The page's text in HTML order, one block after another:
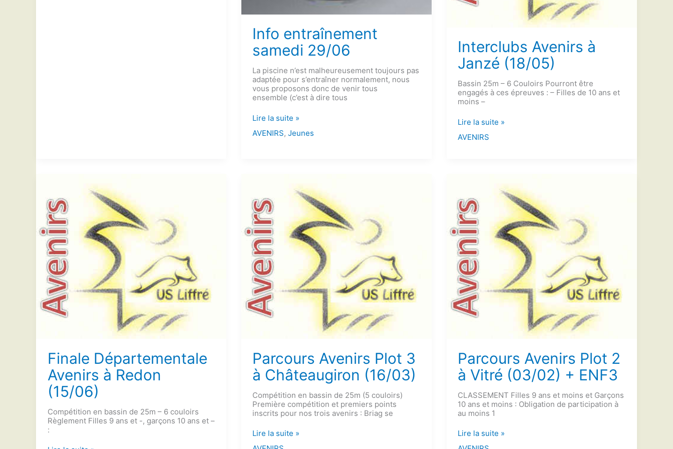
Info entraînement
samedi 29/06
La piscine n’est malheureusement toujours pas
adaptée pour s’entraîner normalement, nous
vous proposons donc de venir tous
ensemble (c’est à dire tous
Info
samedi
Lire la suite »
AVENIRS,Jeunes
Interclubs Avenirs à
Janzé (18/05)
Bassin 25m – 6 Couloirs Pourront être
engagés à ces épreuves : – Filles de 10 ans et
moins –
Interclubs
à
Lire la suite »
AVENIRS
Finale Départementale
Avenirs à Redon
(15/06)
Compétition en bassin de 25m – 6 couloirs
Règlement Filles 9 ans et -, garçons 10 ans et –
:
Parcours Avenirs Plot 3
à Châteaugiron (16/03)
Compétition en bassin de 25m (5 couloirs)
Première compétition et premiers points
inscrits pour nos trois avenirs : Briag se
Parcours
Lire la suite »
Parcours Avenirs Plot 2
à Vitré (03/02) + ENF3
CLASSEMENT Filles 9 ans et moins et Garçons
10 ans et moins : Obligation de participation à
au moins 1
Parcours
Lire la suite »